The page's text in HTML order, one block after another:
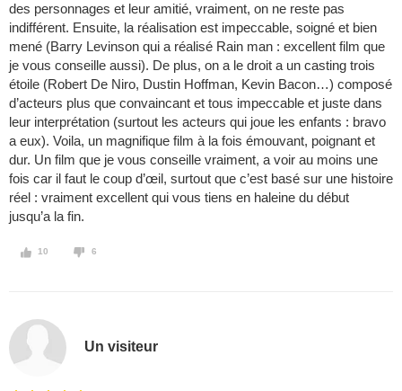
des personnages et leur amitié, vraiment, on ne reste pas
indifférent. Ensuite, la réalisation est impeccable, soigné et bien
mené (Barry Levinson qui a réalisé Rain man : excellent film que
je vous conseille aussi). De plus, on a le droit a un casting trois
étoile (Robert De Niro, Dustin Hoffman, Kevin Bacon…) composé
d’acteurs plus que convaincant et tous impeccable et juste dans
leur interprétation (surtout les acteurs qui joue les enfants : bravo
a eux). Voila, un magnifique film à la fois émouvant, poignant et
dur. Un film que je vous conseille vraiment, a voir au moins une
fois car il faut le coup d’œil, surtout que c’est basé sur une histoire
réel : vraiment excellent qui vous tiens en haleine du début
jusqu’a la fin.
10 6
Un visiteur